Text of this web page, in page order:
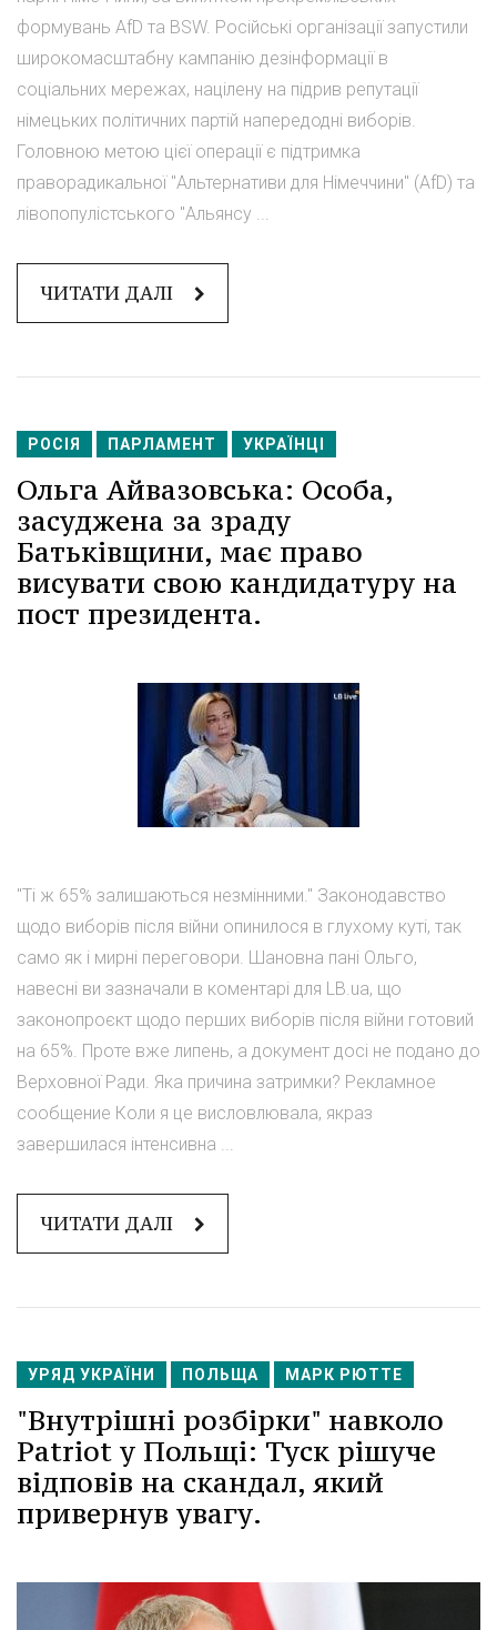
формувань AfD та BSW. Російські організації запустили
широкомасштабну кампанію дезінформації в
соціальних мережах, націлену на підрив репутації
німецьких політичних партій напередодні виборів.
Головною метою цієї операції є підтримка
праворадикальної "Альтернативи для Німеччини" (AfD) та
лівопопулістського "Альянсу ...
ЧИТАТИ ДАЛІ
РОСІЯ ПАРЛАМЕНТ УКРАЇНЦІ
Ольга Айвазовська: Особа,
засуджена за зраду
Батьківщини, має право
висувати свою кандидатуру на
пост президента.
"Ті ж 65% залишаються незмінними." Законодавство
щодо виборів після війни опинилося в глухому куті, так
само як і мирні переговори. Шановна пані Ольго,
навесні ви зазначали в коментарі для LB.ua, що
законопроєкт щодо перших виборів після війни готовий
на 65%. Проте вже липень, а документ досі не подано до
Верховної Ради. Яка причина затримки? Рекламное
сообщение Коли я це висловлювала, якраз
завершилася інтенсивна ...
ЧИТАТИ ДАЛІ
УРЯД УКРАЇНИ ПОЛЬЩА МАРК РЮТТЕ
"Внутрішні розбірки" навколо
Patriot у Польщі: Туск рішуче
відповів на скандал, який
привернув увагу.